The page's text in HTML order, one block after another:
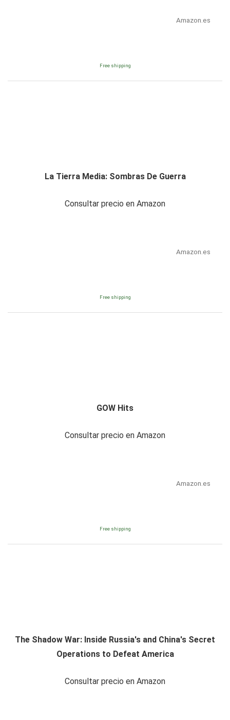
Amazon.es
Free shipping
La Tierra Media: Sombras De Guerra
Consultar precio en Amazon
Amazon.es
Free shipping
GOW Hits
Consultar precio en Amazon
Amazon.es
Free shipping
The Shadow War: Inside Russia's and China's Secret
Operations to Defeat America
Consultar precio en Amazon